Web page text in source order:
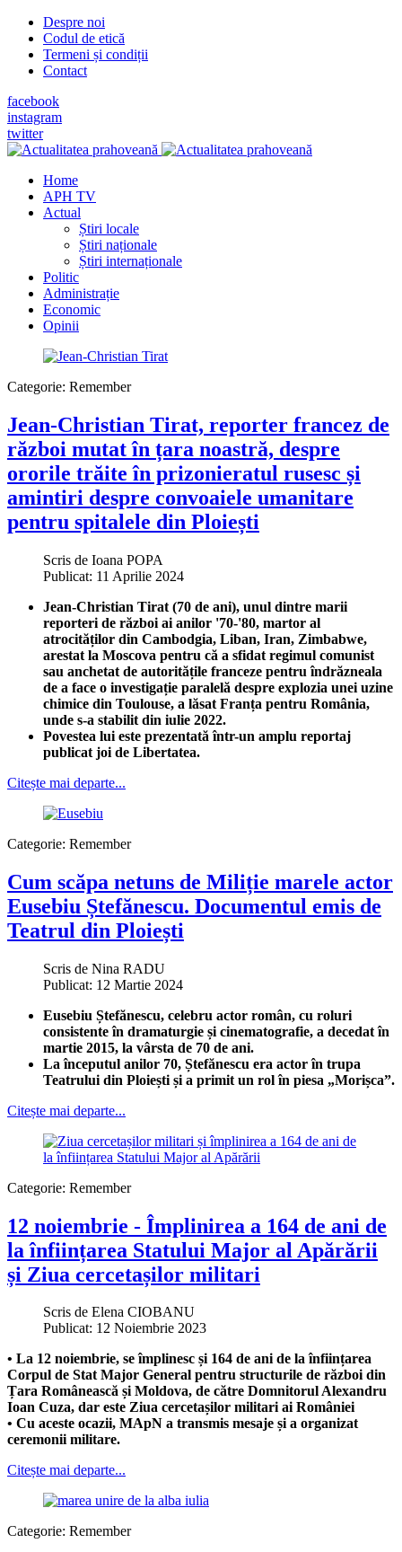
Despre noi
Codul de etică
Termeni și condiții
Contact
facebook
instagram
twitter
Home
APH TV
Actual
Știri locale
Știri naționale
Știri internaționale
Politic
Administrație
Economic
Opinii
Categorie: Remember
Jean-Christian Tirat, reporter francez de
război mutat în țara noastră, despre
ororile trăite în prizonieratul rusesc și
amintiri despre convoaiele umanitare
pentru spitalele din Ploiești
Scris de Ioana POPA
Publicat: 11 Aprilie 2024
Jean-Christian Tirat (70 de ani), unul dintre marii
reporteri de război ai anilor '70-'80, martor al
atrocităților din Cambodgia, Liban, Iran, Zimbabwe,
arestat la Moscova pentru că a sfidat regimul comunist
sau anchetat de autoritățile franceze pentru îndrăzneala
de a face o investigație paralelă despre explozia unei uzine
chimice din Toulouse, a lăsat Franța pentru România,
unde s-a stabilit din iulie 2022.
Povestea lui este prezentată într-un amplu reportaj
publicat joi de Libertatea.
Citește mai departe...
Categorie: Remember
Cum scăpa netuns de Miliție marele actor
Eusebiu Ștefănescu. Documentul emis de
Teatrul din Ploiești
Scris de Nina RADU
Publicat: 12 Martie 2024
Eusebiu Ștefănescu, celebru actor român, cu roluri
consistente în dramaturgie și cinematografie, a decedat în
martie 2015, la vârsta de 70 de ani.
La începutul anilor 70, Ștefănescu era actor în trupa
Teatrului din Ploiești și a primit un rol în piesa „Morișca”.
Citește mai departe...
Categorie: Remember
12 noiembrie - Împlinirea a 164 de ani de
la înființarea Statului Major al Apărării
și Ziua cercetașilor militari
Scris de Elena CIOBANU
Publicat: 12 Noiembrie 2023
• La 12 noiembrie, se împlinesc și 164 de ani de la înființarea
Corpul de Stat Major General pentru structurile de război din
Țara Românească și Moldova, de către Domnitorul Alexandru
Ioan Cuza, dar este Ziua cercetașilor militari ai României
• Cu aceste ocazii, MApN a transmis mesaje și a organizat
ceremonii militare.
Citește mai departe...
Categorie: Remember